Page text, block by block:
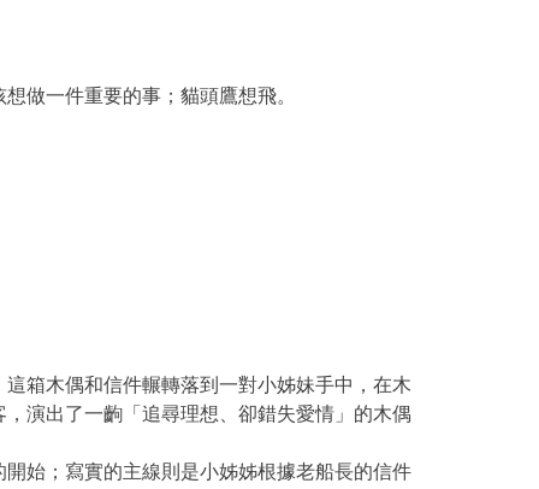
做一件重要的事；貓頭鷹想飛。
箱木偶和信件輾轉落到一對小姊妹手中，在木
演出了一齣「追尋理想、卻錯失愛情」的木偶
始；寫實的主線則是小姊姊根據老船長的信件